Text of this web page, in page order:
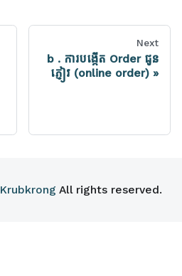
Next
b . ការបង្កើត Order ជូន
ភ្ញៀវ (online order)
Krubkrong All rights reserved.